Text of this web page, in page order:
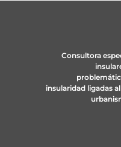
Consultora
insularidad ligadas